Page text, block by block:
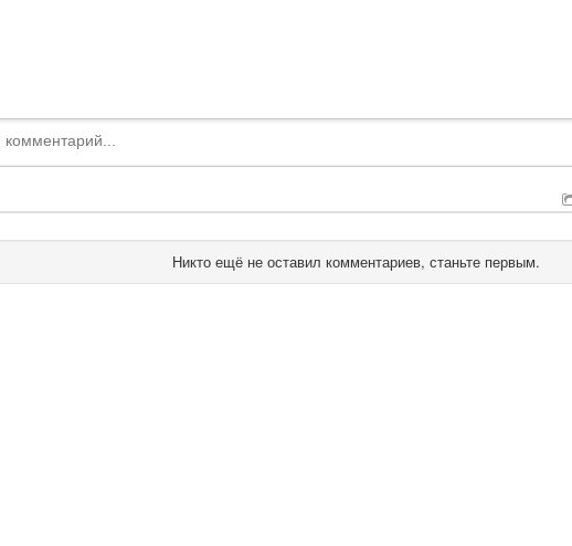
Никто ещё не оставил комментариев, станьте первым.